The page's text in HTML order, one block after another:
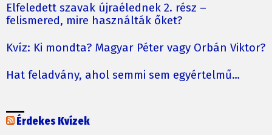
Elfeledett szavak újraélednek 2. rész –
felismered, mire használták őket?
Kvíz: Ki mondta? Magyar Péter vagy Orbán Viktor?
Hat feladvány, ahol semmi sem egyértelmű…
Érdekes Kvízek